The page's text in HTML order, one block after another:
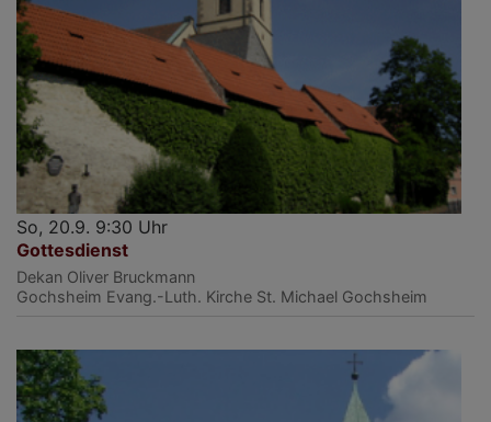
So, 20.9. 9:30 Uhr
Gottesdienst
Dekan Oliver Bruckmann
Gochsheim Evang.-Luth. Kirche St. Michael Gochsheim